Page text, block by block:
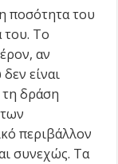
ποσότητα του
του. Το
αν
είναι
τη δράση
περιβάλλον
συνεχώς. Τα